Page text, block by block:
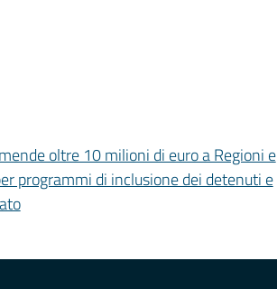
oltre 10 milioni di euro a Regioni e
programmi di inclusione dei detenuti e